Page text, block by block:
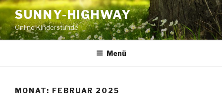
Zum
Inhalt
springen
SUNNY-HIGHWAY
Online Kinderstunde
Menü
MONAT: FEBRUAR 2025